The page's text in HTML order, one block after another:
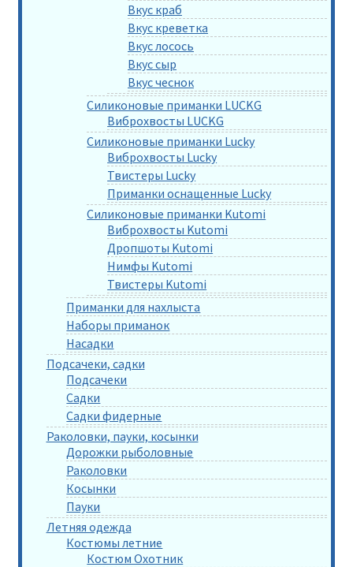
Вкус краб
Вкус креветка
Вкус лосось
Вкус сыр
Вкус чеснок
Силиконовые приманки LUCKG
Виброхвосты LUCKG
Силиконовые приманки Lucky
Виброхвосты Lucky
Твистеры Lucky
Приманки оснащенные Lucky
Силиконовые приманки Kutomi
Виброхвосты Kutomi
Дропшоты Kutomi
Нимфы Kutomi
Твистеры Kutomi
Приманки для нахлыста
Наборы приманок
Насадки
Подсачеки, садки
Подсачеки
Садки
Садки фидерные
Раколовки, пауки, косынки
Дорожки рыболовные
Раколовки
Косынки
Пауки
Летняя одежда
Костюмы летние
Костюм Охотник